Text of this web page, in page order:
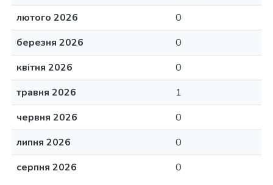
лютого 2026
0
березня 2026
0
квітня 2026
0
травня 2026
1
червня 2026
0
липня 2026
0
серпня 2026
0